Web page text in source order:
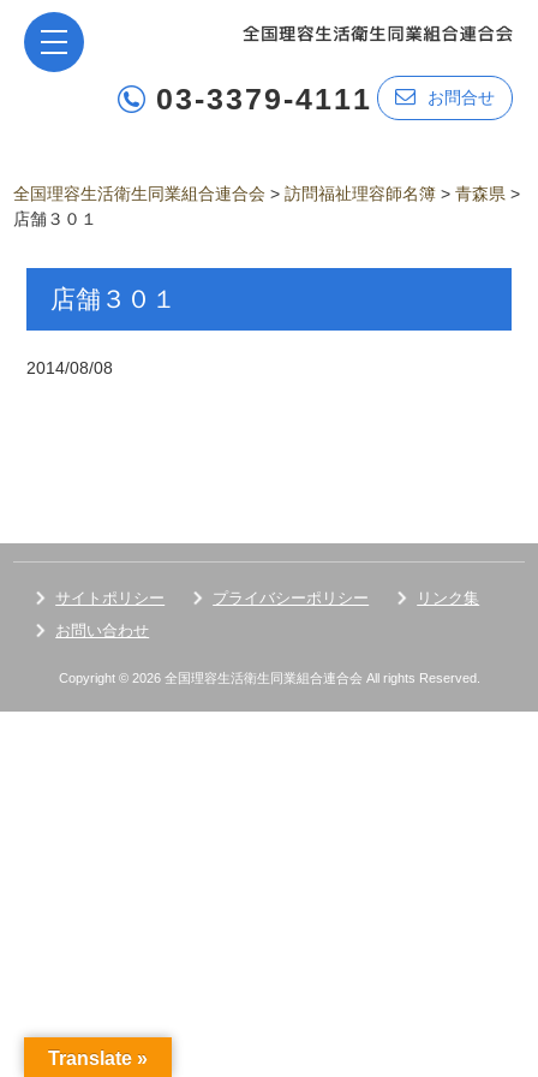
03-3379-4111 お問合せ
全国理容生活衛生同業組合連合会 >訪問福祉理容師名簿 >青森県 >
店舗３０１
店舗３０１
2014/08/08
サイトポリシー プライバシーポリシー
リンク集
お問い合わせ
Copyright © 2026 全国理容生活衛生同業組合連合会 All rights Reserved.
Translate »